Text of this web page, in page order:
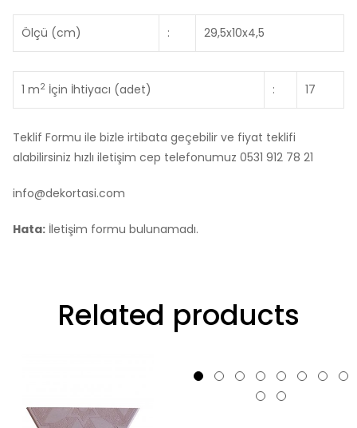
Ölçü (cm) : 29,5x10x4,5
1 m2 İçin İhtiyacı (adet) : 17
Teklif Formu ile bizle irtibata geçebilir ve fiyat teklifi
alabilirsiniz hızlı iletişim cep telefonumuz 0531 912 78 21
info@dekortasi.com
Hata: İletişim formu bulunamadı.
Related products